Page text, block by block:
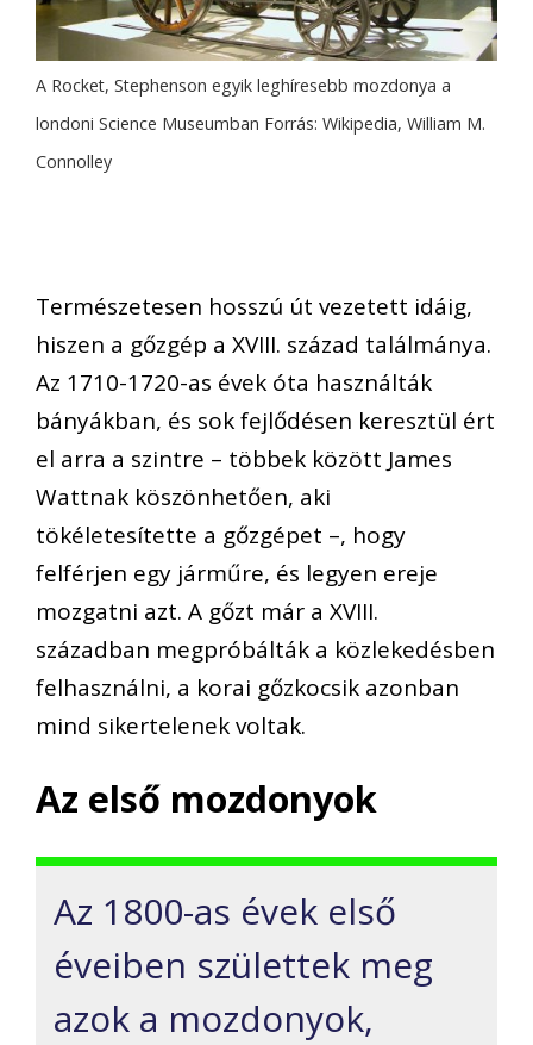
A Rocket, Stephenson egyik leghíresebb mozdonya a
londoni Science Museumban Forrás: Wikipedia, William M.
Connolley
Természetesen hosszú út vezetett idáig,
hiszen a gőzgép a XVIII. század találmánya.
Az 1710-1720-as évek óta használták
bányákban, és sok fejlődésen keresztül ért
el arra a szintre – többek között James
Wattnak köszönhetően, aki
tökéletesítette a gőzgépet –, hogy
felférjen egy járműre, és legyen ereje
mozgatni azt. A gőzt már a XVIII.
században megpróbálták a közlekedésben
felhasználni, a korai gőzkocsik azonban
mind sikertelenek voltak.
Az első mozdonyok
Az 1800-as évek első
éveiben születtek meg
azok a mozdonyok,